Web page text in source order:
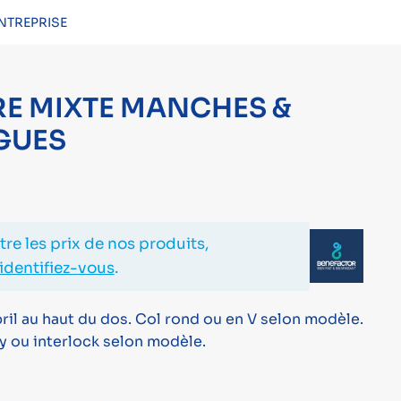
MIXTE MANCHES &
les prix de nos produits,
identifiez-vous.
au haut du dos. Col rond ou en V selon modèle.
ou interlock selon modèle.